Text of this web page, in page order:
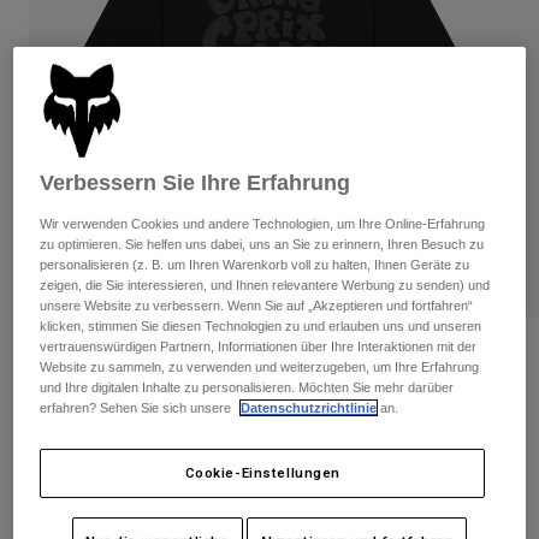
Kurze Hosen
Handschuhe
Protektoren
Brillen
Socken
Ersatzteile
Handschuhe
Brillen
Socken
Taschen & Zubehör
Hemden
Alle anzeigen
Damen
T-Shirts & Tops
Hoodies und Pullover
Jacken
Hosen
Shirts
Alle anzeigen
Brillen
Socken
Alle anzeigen
Moto
Helme
Jerseys
Hosen
Stiefel
Bewertungen
GPC Oversized T-Shirt
Artikelnr.33427
Verbessern Sie Ihre Erfahrung
Wir verwenden Cookies und andere Technologien, um Ihre Online-Erfahrung
zu optimieren. Sie helfen uns dabei, uns an Sie zu erinnern, Ihren Besuch zu
personalisieren (z. B. um Ihren Warenkorb voll zu halten, Ihnen Geräte zu
zeigen, die Sie interessieren, und Ihnen relevantere Werbung zu senden) und
unsere Website zu verbessern. Wenn Sie auf „Akzeptieren und fortfahren“
klicken, stimmen Sie diesen Technologien zu und erlauben uns und unseren
vertrauenswürdigen Partnern, Informationen über Ihre Interaktionen mit der
Website zu sammeln, zu verwenden und weiterzugeben, um Ihre Erfahrung
und Ihre digitalen Inhalte zu personalisieren. Möchten Sie mehr darüber
erfahren? Sehen Sie sich unsere
Datenschutzrichtlinie an.
Cookie-Einstellungen